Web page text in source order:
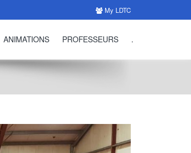
My LDTC
ANIMATIONS PROFESSEURS .